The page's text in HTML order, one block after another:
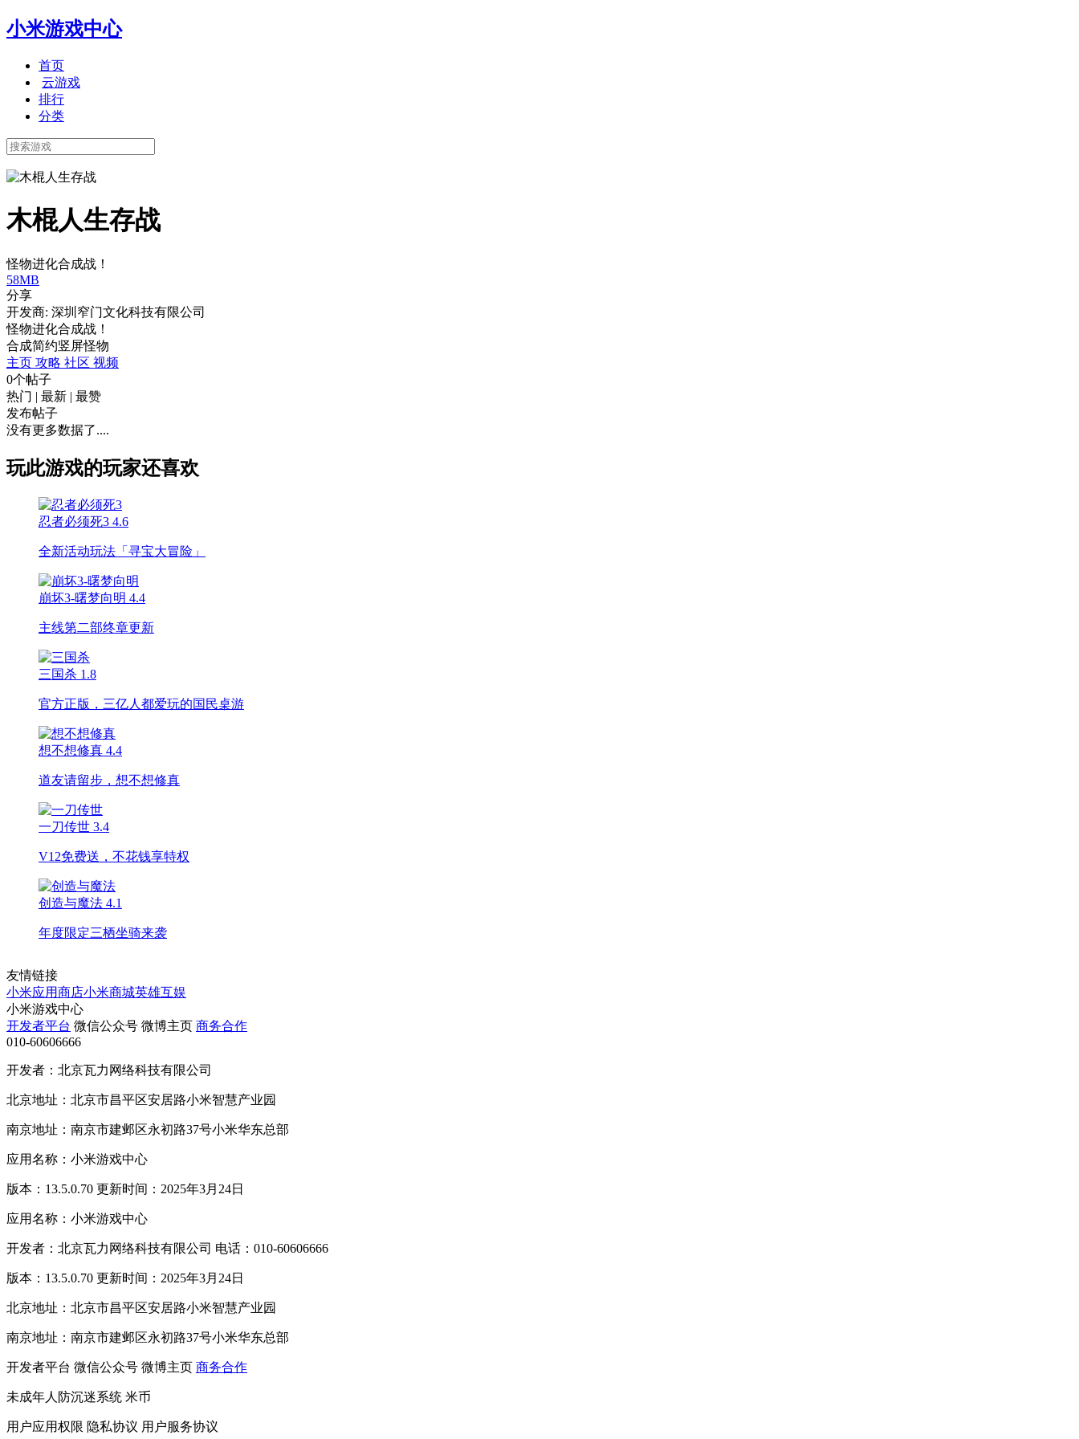
小米游戏中心
首页
云游戏
排行
分类
木棍人生存战
怪物进化合成战！
58MB
分享
开发商: 深圳窄门文化科技有限公司
怪物进化合成战！
合成简约竖屏怪物
主页 攻略 社区 视频
0个帖子
热门 | 最新 | 最赞
发布帖子
没有更多数据了....
玩此游戏的玩家还喜欢
忍者必须死3 4.6
全新活动玩法「寻宝大冒险」
崩坏3-曙梦向明 4.4
主线第二部终章更新
三国杀 1.8
官方正版，三亿人都爱玩的国民桌游
想不想修真 4.4
道友请留步，想不想修真
一刀传世 3.4
V12免费送，不花钱享特权
创造与魔法 4.1
年度限定三栖坐骑来袭
友情链接
小米应用商店小米商城英雄互娱
小米游戏中心
开发者平台 微信公众号 微博主页 商务合作
010-60606666
开发者：北京瓦力网络科技有限公司
北京地址：北京市昌平区安居路小米智慧产业园
南京地址：南京市建邺区永初路37号小米华东总部
应用名称：小米游戏中心
版本：13.5.0.70 更新时间：2025年3月24日
应用名称：小米游戏中心
开发者：北京瓦力网络科技有限公司 电话：010-60606666
版本：13.5.0.70 更新时间：2025年3月24日
北京地址：北京市昌平区安居路小米智慧产业园
南京地址：南京市建邺区永初路37号小米华东总部
开发者平台 微信公众号 微博主页 商务合作
未成年人防沉迷系统 米币
用户应用权限 隐私协议 用户服务协议